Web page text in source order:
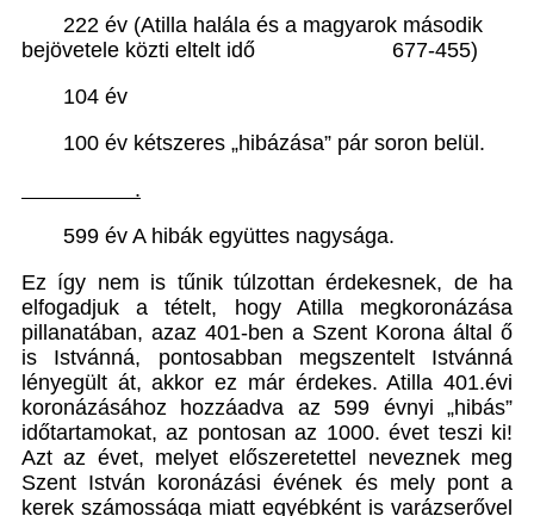
222 év (Atilla halála és a magyarok második
bejövetele közti eltelt idő 677-455)
104 év
100 év kétszeres „hibázása” pár soron belül.
.
599 év A hibák együttes nagysága.
Ez így nem is tűnik túlzottan érdekesnek, de ha
elfogadjuk a tételt, hogy Atilla megkoronázása
pillanatában, azaz 401-ben a Szent Korona által ő
is Istvánná, pontosabban megszentelt Istvánná
lényegült át, akkor ez már érdekes. Atilla 401.évi
koronázásához hozzáadva az 599 évnyi „hibás”
időtartamokat, az pontosan az 1000. évet teszi ki!
Azt az évet, melyet előszeretettel neveznek meg
Szent István koronázási évének és mely pont a
kerek számossága miatt egyébként is varázserővel